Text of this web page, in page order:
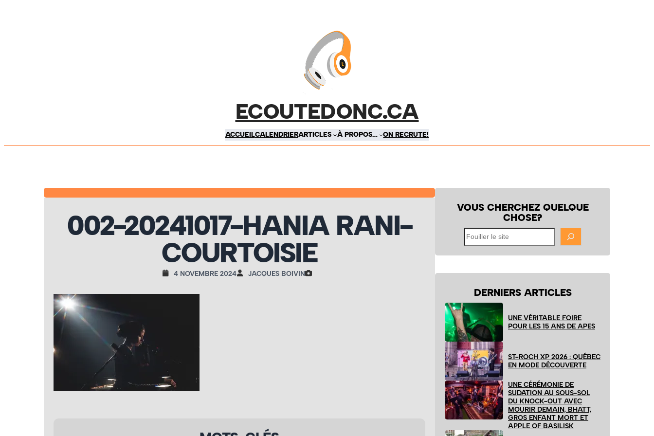
ECOUTEDONC.CA
ACCUEILCALENDRIERARTICLES À PROPOS… ON RECRUTE!
002-20241017-HANIA RANI-
COURTOISIE
4 NOVEMBRE 2024 JACQUES BOIVIN
VOUS CHERCHEZ QUELQUE
CHOSE?
Fouiller
le
site
DERNIERS ARTICLES
UNE VÉRITABLE FOIRE
POUR LES 15 ANS DE APES
ST-ROCH XP 2026 : QUÉBEC
EN MODE DÉCOUVERTE
UNE CÉRÉMONIE DE
SUDATION AU SOUS-SOL
DU KNOCK-OUT AVEC
MOURIR DEMAIN, BHATT,
GROS ENFANT MORT ET
APPLE OF BASILISK